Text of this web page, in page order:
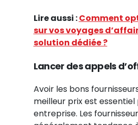
Lire aussi :Comment
sur vos voyages
solution dédiée ?
Lancer des appels
Avoir les bons
meilleur prix est
entreprise. Les